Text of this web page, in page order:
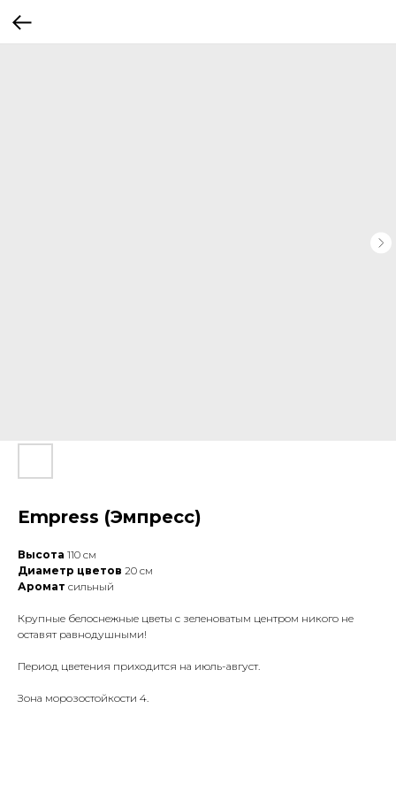
Empress (Эмпресс)
Высота 110 см
Диаметр цветов 20 см
Аромат сильный
Крупные белоснежные цветы с зеленоватым центром никого не
оставят равнодушными!
Период цветения приходится на июль-август.
Зона морозостойкости 4.